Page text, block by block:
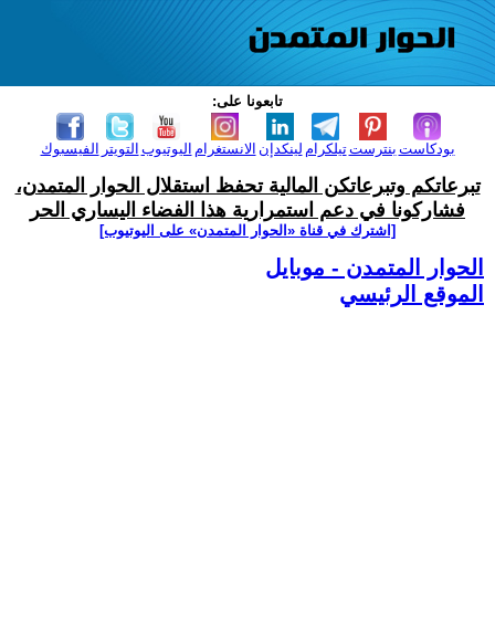
تابعونا على:
الفيسبوك التويتر اليوتيوب الانستغرام لينكدإن تيلكرامبنترست بودكاست
تبرعاتكم وتبرعاتكن المالية تحفظ استقلال الحوار المتمدن،
فشاركونا في دعم استمرارية هذا الفضاء اليساري الحر
[اشترك في قناة ‫«الحوار المتمدن» على اليوتيوب]
الحوار المتمدن - موبايل
الموقع الرئيسي